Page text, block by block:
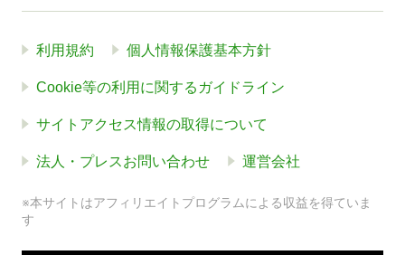
利用規約 個人情報保護基本方針
Cookie等の利用に関するガイドライン
サイトアクセス情報の取得について
法人・プレスお問い合わせ 運営会社
※本サイトはアフィリエイトプログラムによる収益を得ていま
す